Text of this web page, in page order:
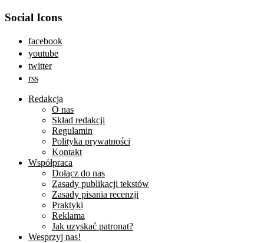
Social Icons
facebook
youtube
twitter
rss
Redakcja
O nas
Skład redakcji
Regulamin
Polityka prywatności
Kontakt
Współpraca
Dołącz do nas
Zasady publikacji tekstów
Zasady pisania recenzji
Praktyki
Reklama
Jak uzyskać patronat?
Wesprzyj nas!